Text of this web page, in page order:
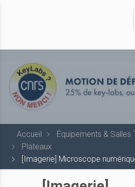
Accueil
Équipements & Salles
Plateaux
[Imagerie] Microscope